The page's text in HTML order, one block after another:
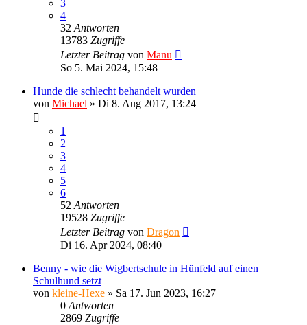
3
4
32 Antworten
13783 Zugriffe
Letzter Beitrag von Manu
So 5. Mai 2024, 15:48
Hunde die schlecht behandelt wurden
von Michael » Di 8. Aug 2017, 13:24
1
2
3
4
5
6
52 Antworten
19528 Zugriffe
Letzter Beitrag von Dragon
Di 16. Apr 2024, 08:40
Benny - wie die Wigbertschule in Hünfeld auf einen
Schulhund setzt
von kleine-Hexe » Sa 17. Jun 2023, 16:27
0 Antworten
2869 Zugriffe